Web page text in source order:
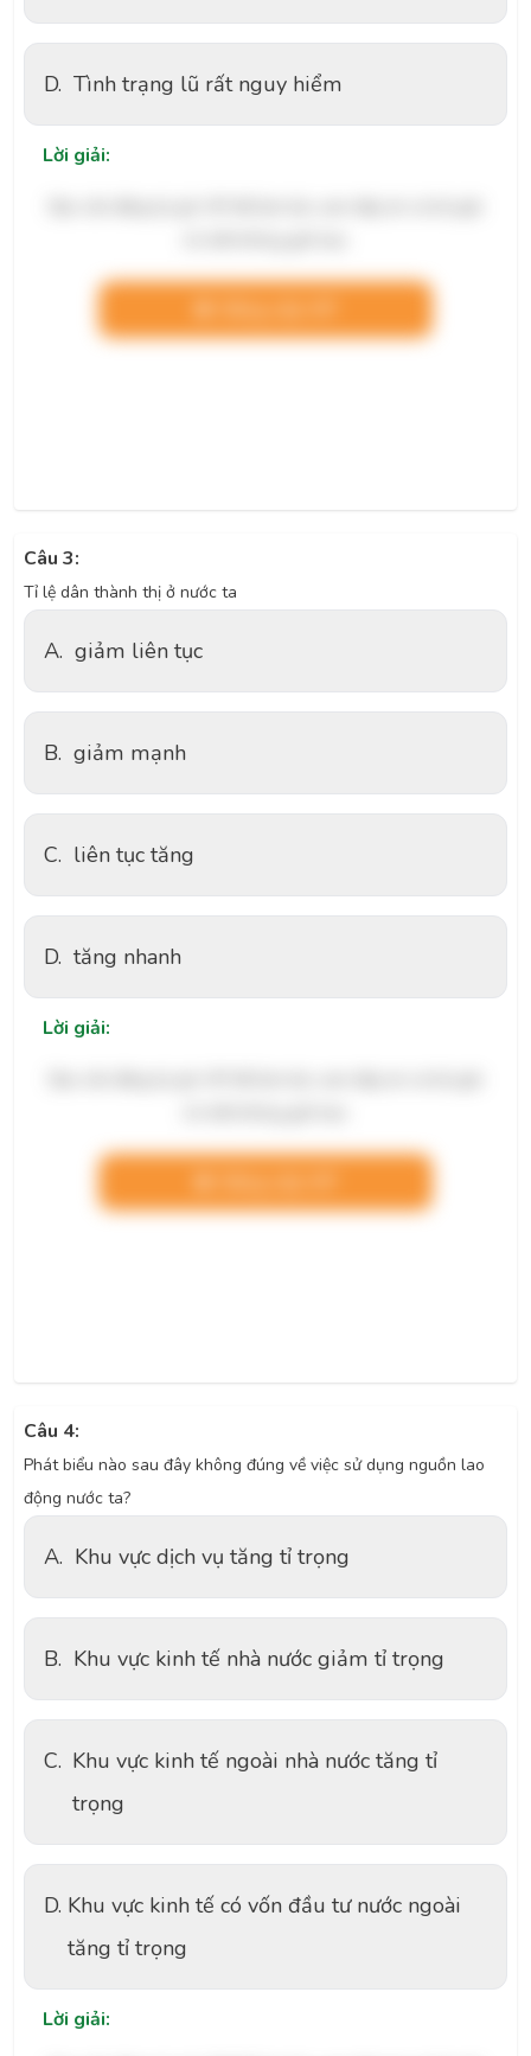
D. Tình trạng lũ rất nguy hiểm
Lời giải:
Câu 3:
Tỉ lệ dân thành thị ở nước ta
A. giảm liên tục
B. giảm mạnh
C. liên tục tăng
D. tăng nhanh
Lời giải:
Câu 4:
Phát biểu nào sau đây không đúng về việc sử dụng nguồn lao
động nước ta?
A. Khu vực dịch vụ tăng tỉ trọng
B. Khu vực kinh tế nhà nước giảm tỉ trọng
C. Khu vực kinh tế ngoài nhà nước tăng tỉ
trọng
D. Khu vực kinh tế có vốn đầu tư nước ngoài
tăng tỉ trọng
Lời giải: